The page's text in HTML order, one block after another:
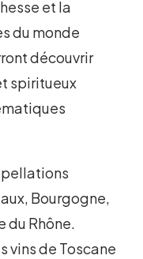
et la
du monde
découvrir
spiritueux
Bourgogne,
du Rhône.
vins de Toscane